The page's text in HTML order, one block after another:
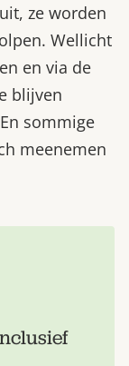
ze worden
Wellicht
en via de
blijven
sommige
meenemen